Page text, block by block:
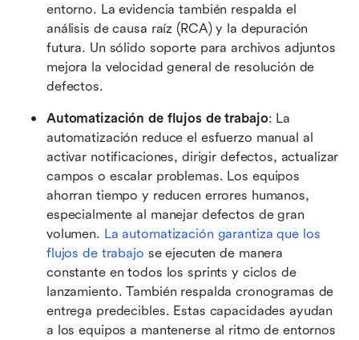
entorno. La evidencia también respalda el
análisis de causa raíz (RCA) y la depuración
futura. Un sólido soporte para archivos adjuntos
mejora la velocidad general de resolución de
defectos.
Automatización de flujos de trabajo: La
automatización reduce el esfuerzo manual al
activar notificaciones, dirigir defectos, actualizar
campos o escalar problemas. Los equipos
ahorran tiempo y reducen errores humanos,
especialmente al manejar defectos de gran
volumen. La automatización garantiza que los
flujos de trabajo se ejecuten de manera
constante en todos los sprints y ciclos de
lanzamiento. También respalda cronogramas de
entrega predecibles. Estas capacidades ayudan
a los equipos a mantenerse al ritmo de entornos